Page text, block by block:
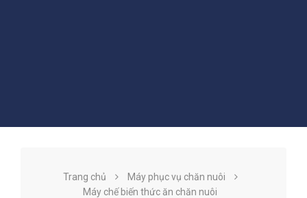
Trang chủ
Máy phục vụ chăn nuôi
Máy chế biến thức ăn chăn nuôi